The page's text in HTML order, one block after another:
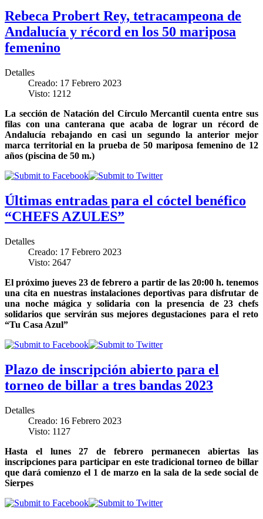
Rebeca Probert Rey, tetracampeona de
Andalucía y récord en los 50 mariposa
femenino
Detalles
Creado: 17 Febrero 2023
Visto: 1212
La sección de Natación del Círculo Mercantil cuenta entre sus
filas con una canterana que acaba de lograr un récord de
Andalucía rebajando en casi un segundo la anterior mejor
marca territorial en la prueba de 50 mariposa femenino de 12
años (piscina de 50 m.)
Últimas entradas para el cóctel benéfico
“CHEFS AZULES”
Detalles
Creado: 17 Febrero 2023
Visto: 2647
El próximo jueves 23 de febrero a partir de las 20:00 h. tenemos
una cita en nuestras instalaciones deportivas para disfrutar de
una noche mágica y solidaria con la presencia de 23 chefs
solidarios que servirán sus mejores degustaciones para el reto
“Tu Casa Azul”
Plazo de inscripción abierto para el
torneo de billar a tres bandas 2023
Detalles
Creado: 16 Febrero 2023
Visto: 1127
Hasta el lunes 27 de febrero permanecen abiertas las
inscripciones para participar en este tradicional torneo de billar
que dará comienzo el 1 de marzo en la sala de la sede social de
Sierpes